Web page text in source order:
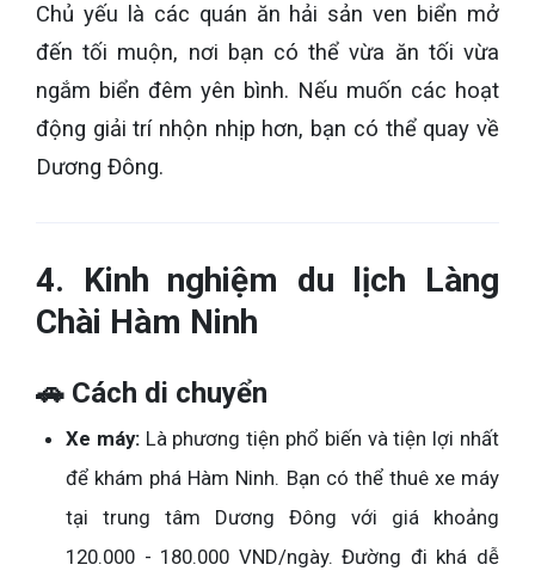
Chủ yếu là các quán ăn hải sản ven biển mở
đến tối muộn, nơi bạn có thể vừa ăn tối vừa
ngắm biển đêm yên bình. Nếu muốn các hoạt
động giải trí nhộn nhịp hơn, bạn có thể quay về
Dương Đông.
4. Kinh nghiệm du lịch Làng
Chài Hàm Ninh
🚗 Cách di chuyển
Xe máy:Là phương tiện phổ biến và tiện lợi nhất
để khám phá Hàm Ninh. Bạn có thể thuê xe máy
tại trung tâm Dương Đông với giá khoảng
120.000 - 180.000 VND/ngày. Đường đi khá dễ